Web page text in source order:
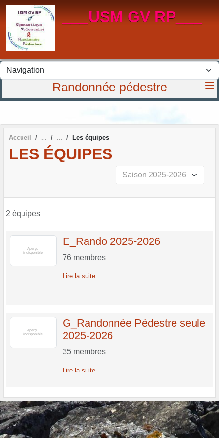
___USM GV RP___
Randonnée pédestre
Accueil Les équipes
LES ÉQUIPES
2 équipes
E_Rando 2025-2026
76 membres
Lire la suite
G_Randonnée Pédestre seule
2025-2026
35 membres
Lire la suite
Panneau de gestion des cookies